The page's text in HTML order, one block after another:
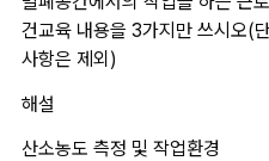
건교육 내용을 3가지만 쓰시오(
사항은 제외)
해설
산소농도 측정 및 작업환경